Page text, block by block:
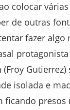
colocar
de outras
fazer
(Froy
isolada e
ficando